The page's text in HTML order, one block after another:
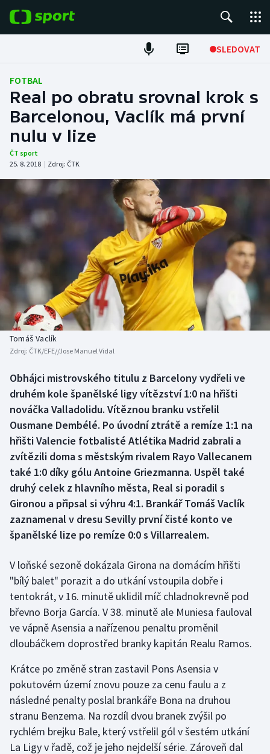
SLEDOVAT
Fotbal
Hokej
Tenis
Atletika
Cyklistika
DALŠÍ SPORTY
Baseball a softbal
Basketbal
Biatlon
Box
Curling
Dostihy
Florbal
Futsal
Golf
Gymnastika
Házená
Jezdectví
Krasobruslení
Lezení
Lyže a snowboard
NEPŘEHLÉDNĚTE
Soutěže
Historické návraty
Aplikace ČT sport
FOTBAL
Real po obratu srovnal krok s
Barcelonou, Vaclík má první
nulu v lize
ČT sport
25. 8. 2018 | Zdroj: ČTK
Tomáš Vaclík
Zdroj: ČTK/EFE//Jose Manuel Vidal
Obhájci mistrovského titulu z Barcelony vydřeli ve
druhém kole španělské ligy vítězství 1:0 na hřišti
nováčka Valladolidu. Vítěznou branku vstřelil
Ousmane Dembélé. Po úvodní ztrátě a remíze 1:1 na
hřišti Valencie fotbalisté Atlétika Madrid zabrali a
zvítězili doma s městským rivalem Rayo Vallecanem
také 1:0 díky gólu Antoine Griezmanna. Uspěl také
druhý celek z hlavního města, Real si poradil s
Gironou a připsal si výhru 4:1. Brankář Tomáš Vaclík
zaznamenal v dresu Sevilly první čisté konto ve
španělské lize po remíze 0:0 s Villarrealem.
V loňské sezoně dokázala Girona na domácím hřišti
"bílý balet" porazit a do utkání vstoupila dobře i
tentokrát, v 16. minutě uklidil míč chladnokrevně pod
břevno Borja García. V 38. minutě ale Muniesa fauloval
ve vápně Asensia a nařízenou penaltu proměnil
dloubáčkem doprostřed branky kapitán Realu Ramos.
Krátce po změně stran zastavil Pons Asensia v
pokutovém území znovu pouze za cenu faulu a z
následné penalty poslal brankáře Bona na druhou
stranu Benzema. Na rozdíl dvou branek zvýšil po
rychlém brejku Bale, který vstřelil gól v šestém utkání
La Ligy v řadě, což je jeho nejdelší série. Zároveň dal